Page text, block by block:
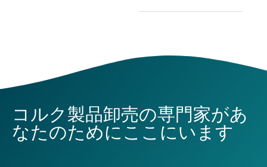
コルク製品卸売の専門家があ
なたのためにここにいます